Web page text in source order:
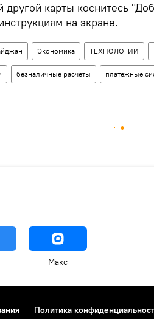
карты коснитесь
на экране.
Экономика ТЕХНОЛОГИИ
безналичные расчеты платежные
Макс
Политика